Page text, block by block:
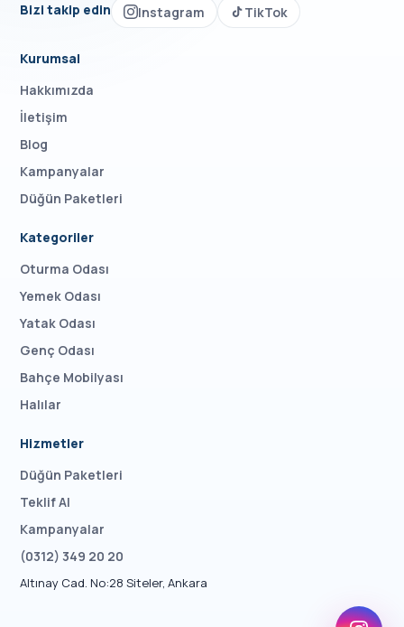
Bizi takip edin Instagram TikTok
Kurumsal
Hakkımızda
İletişim
Blog
Kampanyalar
Düğün Paketleri
Kategoriler
Oturma Odası
Yemek Odası
Yatak Odası
Genç Odası
Bahçe Mobilyası
Halılar
Hizmetler
Düğün Paketleri
Teklif Al
Kampanyalar
(0312) 349 20 20
Altınay Cad. No:28 Siteler, Ankara